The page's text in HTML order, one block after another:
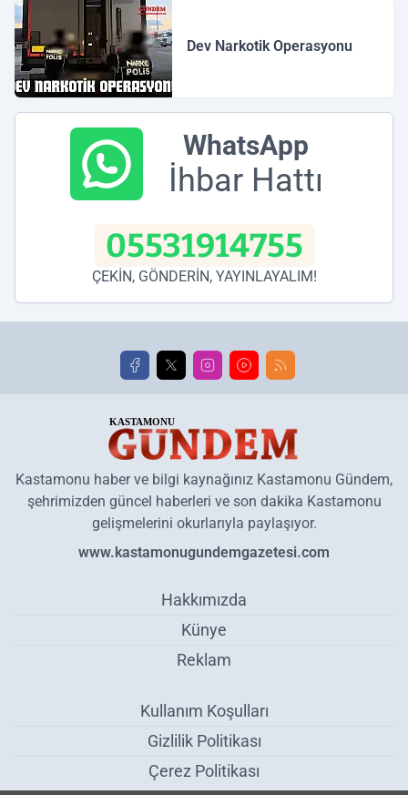
Dev Narkotik Operasyonu
WhatsApp
İhbar Hattı
05531914755
ÇEKİN, GÖNDERİN, YAYINLAYALIM!
Kastamonu haber ve bilgi kaynağınız Kastamonu Gündem,
şehrimizden güncel haberleri ve son dakika Kastamonu
gelişmelerini okurlarıyla paylaşıyor.
www.kastamonugundemgazetesi.com
Hakkımızda
Künye
Reklam
Kullanım Koşulları
Gizlilik Politikası
Çerez Politikası